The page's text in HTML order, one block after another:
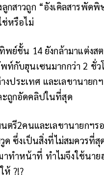
กสาวถูก “อังเคิลสารพัด
หรือไม่
พย์ชั้น 14 ยังกล้ามาแต่งส
กับฮุนเซนมากกว่า 2 ชั่ว
งประเทศ และเลขานาย
ะถูกอัดคลิปในที่สุด
ตรี2คนและเลขานายกฯ
ด ซึ่งเป็นสิ่งที่ไม่สมควรที่
ทำหน้าที่ ทำไมจึงใช้นา
ห้ ?!?